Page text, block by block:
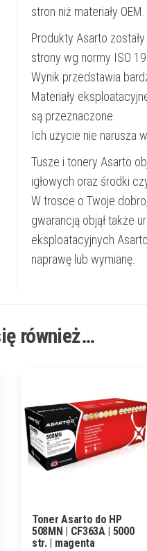
stron niż materiały OEM.
Produkty Asarto
strony wg normy ISO
Wynik przedstawia
Materiały
są przeznaczone.
Ich użycie nie narusza
Tusze i tonery Asarto
igłowych oraz środki
W trosce o Twoje
gwarancją objął także
eksploatacyjnych
naprawę lub wymianę.
również…
Toner Asarto do HP
508MN | CF363A | 5000
str. | magenta